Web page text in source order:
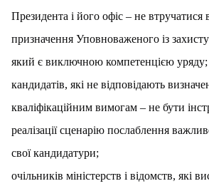
Президента і його офіс – не втручатися
призначення Уповноваженого із
який є виключною компетенцією уряду;
кандидатів, які не відповідають
кваліфікаційним вимогам – не бути
реалізації сценарію послаблення
свої кандидатури;
очільників міністерств і відомств, які